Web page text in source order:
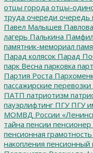
отцы города отцы-
труда очереди очередь
Павел Малышев Павлова
лагерь Палькина
памятник-мемориал
Парад колясок Парад
парк Весна парковка
Партия Роста
пассажирские перевозки
ПАТП патриотизм
пауэрлифтинг ПГУПГУ
МОМВД России
тайна пенсии пенсионер
пенсионная грамотность
накопления пенсионный